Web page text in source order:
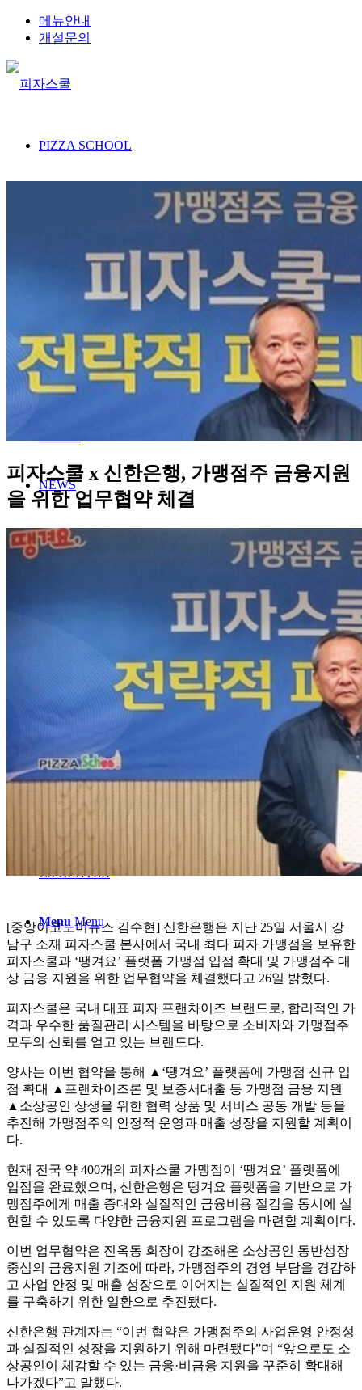
메뉴안내
개설문의
PIZZA SCHOOL
피자스쿨 이야기
인재채용
오시는길
MENU
NEWS
공지사항
FRANCHISE
개설문의
CS CENTER
Menu Menu
피자스쿨 x 신한은행, 가맹점주 금융지원
을 위한 업무협약 체결
[중앙이코노미뉴스 김수현] 신한은행은 지난 25일 서울시 강
남구 소재 피자스쿨 본사에서 국내 최다 피자 가맹점을 보유한
피자스쿨과 ‘땡겨요’ 플랫폼 가맹점 입점 확대 및 가맹점주 대
상 금융 지원을 위한 업무협약을 체결했다고 26일 밝혔다.
피자스쿨은 국내 대표 피자 프랜차이즈 브랜드로, 합리적인 가
격과 우수한 품질관리 시스템을 바탕으로 소비자와 가맹점주
모두의 신뢰를 얻고 있는 브랜드다.
양사는 이번 협약을 통해 ▲‘땡겨요’ 플랫폼에 가맹점 신규 입
점 확대 ▲프랜차이즈론 및 보증서대출 등 가맹점 금융 지원
▲소상공인 상생을 위한 협력 상품 및 서비스 공동 개발 등을
추진해 가맹점주의 안정적 운영과 매출 성장을 지원할 계획이
다.
현재 전국 약 400개의 피자스쿨 가맹점이 ‘땡겨요’ 플랫폼에
입점을 완료했으며, 신한은행은 땡겨요 플랫폼을 기반으로 가
맹점주에게 매출 증대와 실질적인 금융비용 절감을 동시에 실
현할 수 있도록 다양한 금융지원 프로그램을 마련할 계획이다.
이번 업무협약은 진옥동 회장이 강조해온 소상공인 동반성장
중심의 금융지원 기조에 따라, 가맹점주의 경영 부담을 경감하
고 사업 안정 및 매출 성장으로 이어지는 실질적인 지원 체계
를 구축하기 위한 일환으로 추진됐다.
신한은행 관계자는 “이번 협약은 가맹점주의 사업운영 안정성
과 실질적인 성장을 지원하기 위해 마련됐다”며 “앞으로도 소
상공인이 체감할 수 있는 금융·비금융 지원을 꾸준히 확대해
나가겠다”고 말했다.